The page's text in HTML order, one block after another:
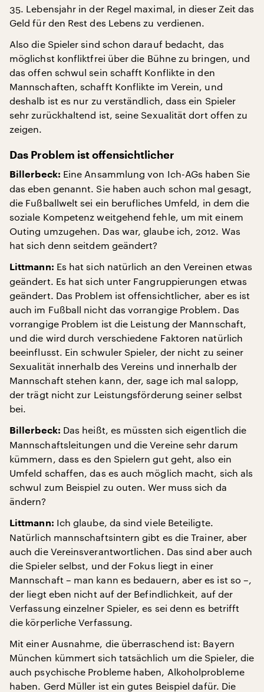
35. Lebensjahr in der Regel maximal, in dieser Zeit das
Geld für den Rest des Lebens zu verdienen.
Also die Spieler sind schon darauf bedacht, das
möglichst konfliktfrei über die Bühne zu bringen, und
das offen schwul sein schafft Konflikte in den
Mannschaften, schafft Konflikte im Verein, und
deshalb ist es nur zu verständlich, dass ein Spieler
sehr zurückhaltend ist, seine Sexualität dort offen zu
zeigen.
Das Problem ist offensichtlicher
Billerbeck: Eine Ansammlung von Ich-AGs haben Sie
das eben genannt. Sie haben auch schon mal gesagt,
die Fußballwelt sei ein berufliches Umfeld, in dem die
soziale Kompetenz weitgehend fehle, um mit einem
Outing umzugehen. Das war, glaube ich, 2012. Was
hat sich denn seitdem geändert?
Littmann: Es hat sich natürlich an den Vereinen etwas
geändert. Es hat sich unter Fangruppierungen etwas
geändert. Das Problem ist offensichtlicher, aber es ist
auch im Fußball nicht das vorrangige Problem. Das
vorrangige Problem ist die Leistung der Mannschaft,
und die wird durch verschiedene Faktoren natürlich
beeinflusst. Ein schwuler Spieler, der nicht zu seiner
Sexualität innerhalb des Vereins und innerhalb der
Mannschaft stehen kann, der, sage ich mal salopp,
der trägt nicht zur Leistungsförderung seiner selbst
bei.
Billerbeck: Das heißt, es müssten sich eigentlich die
Mannschaftsleitungen und die Vereine sehr darum
kümmern, dass es den Spielern gut geht, also ein
Umfeld schaffen, das es auch möglich macht, sich als
schwul zum Beispiel zu outen. Wer muss sich da
ändern?
Littmann: Ich glaube, da sind viele Beteiligte.
Natürlich mannschaftsintern gibt es die Trainer, aber
auch die Vereinsverantwortlichen. Das sind aber auch
die Spieler selbst, und der Fokus liegt in einer
Mannschaft – man kann es bedauern, aber es ist so –,
der liegt eben nicht auf der Befindlichkeit, auf der
Verfassung einzelner Spieler, es sei denn es betrifft
die körperliche Verfassung.
Mit einer Ausnahme, die überraschend ist: Bayern
München kümmert sich tatsächlich um die Spieler, die
auch psychische Probleme haben, Alkoholprobleme
haben. Gerd Müller ist ein gutes Beispiel dafür. Die